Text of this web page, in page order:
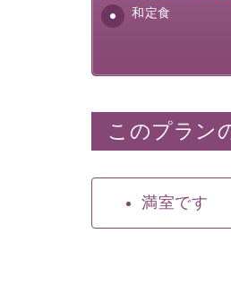
和定食
安全を心掛けた長野
このプラン
満室です